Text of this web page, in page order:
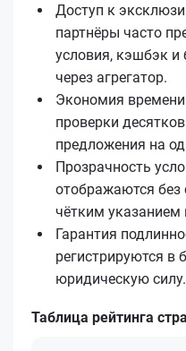
Доступ к
партнёры часто
условия, кэшбэк
через агрегатор.
Экономия
проверки
предложения на
Прозрачность
отображаются без
чётким
Гарантия
регистрируются
юридическую силу.
Таблица рейтинга